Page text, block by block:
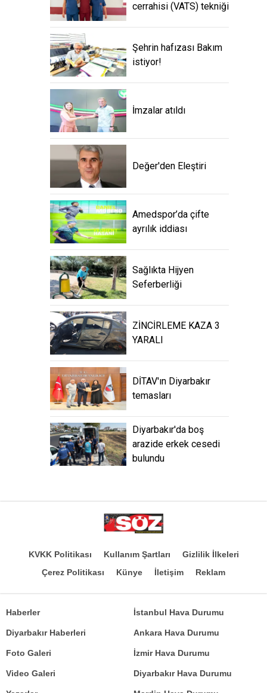
cerrahisi (VATS) tekniği
Şehrin hafızası Bakım
istiyor!
İmzalar atıldı
Değer'den Eleştiri
Amedspor’da çifte
ayrılık iddiası
Sağlıkta Hijyen
Seferberliği
ZİNCİRLEME KAZA 3
YARALI
DİTAV'ın Diyarbakır
temasları
Diyarbakır'da boş
arazide erkek cesedi
bulundu
KVKK Politikası Kullanım Şartları
Gizlilik İlkeleri
Çerez Politikası
Künye İletişim Reklam
Haberler
Diyarbakır Haberleri
Foto Galeri
Video Galeri
İstanbul Hava Durumu
Ankara Hava Durumu
İzmir Hava Durumu
Diyarbakır Hava Durumu